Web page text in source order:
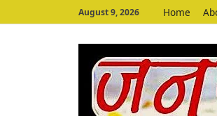
August 9, 2026 Home